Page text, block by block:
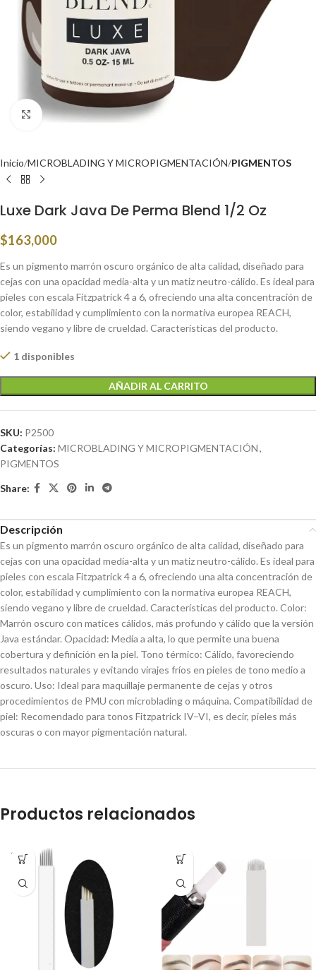
Click to enlarge
Inicio MICROBLADING Y MICROPIGMENTACIÓN PIGMENTOS
Luxe Dark Java De Perma Blend 1/2 Oz
$163,000
Es un pigmento marrón oscuro orgánico de alta calidad, diseñado para
cejas con una opacidad media-alta y un matiz neutro-cálido. Es ideal para
pieles con escala Fitzpatrick 4 a 6, ofreciendo una alta concentración de
color, estabilidad y cumplimiento con la normativa europea REACH,
siendo vegano y libre de crueldad. Características del producto.
1 disponibles
AÑADIR AL CARRITO
SKU: P2500
Categorías: MICROBLADING Y MICROPIGMENTACIÓN,
PIGMENTOS
Share:
Descripción
Es un pigmento marrón oscuro orgánico de alta calidad, diseñado para
cejas con una opacidad media-alta y un matiz neutro-cálido. Es ideal para
pieles con escala Fitzpatrick 4 a 6, ofreciendo una alta concentración de
color, estabilidad y cumplimiento con la normativa europea REACH,
siendo vegano y libre de crueldad. Características del producto. Color:
Marrón oscuro con matices cálidos, más profundo y cálido que la versión
Java estándar. Opacidad: Media a alta, lo que permite una buena
cobertura y definición en la piel. Tono térmico: Cálido, favoreciendo
resultados naturales y evitando virajes fríos en pieles de tono medio a
oscuro. Uso: Ideal para maquillaje permanente de cejas y otros
procedimientos de PMU con microblading o máquina. Compatibilidad de
piel: Recomendado para tonos Fitzpatrick IV–VI, es decir, pieles más
oscuras o con mayor pigmentación natural.
Productos relacionados
SOLD
OUT